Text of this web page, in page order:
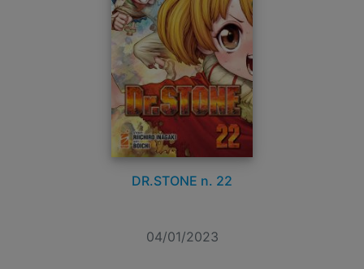
DR.STONE n. 22
04/01/2023